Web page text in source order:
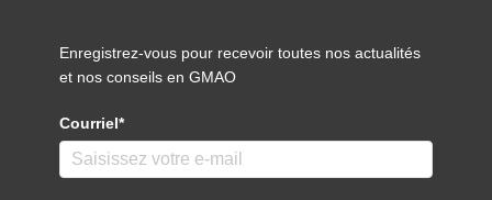
Enregistrez-vous pour recevoir toutes nos actualités
et nos conseils en GMAO
Courriel*